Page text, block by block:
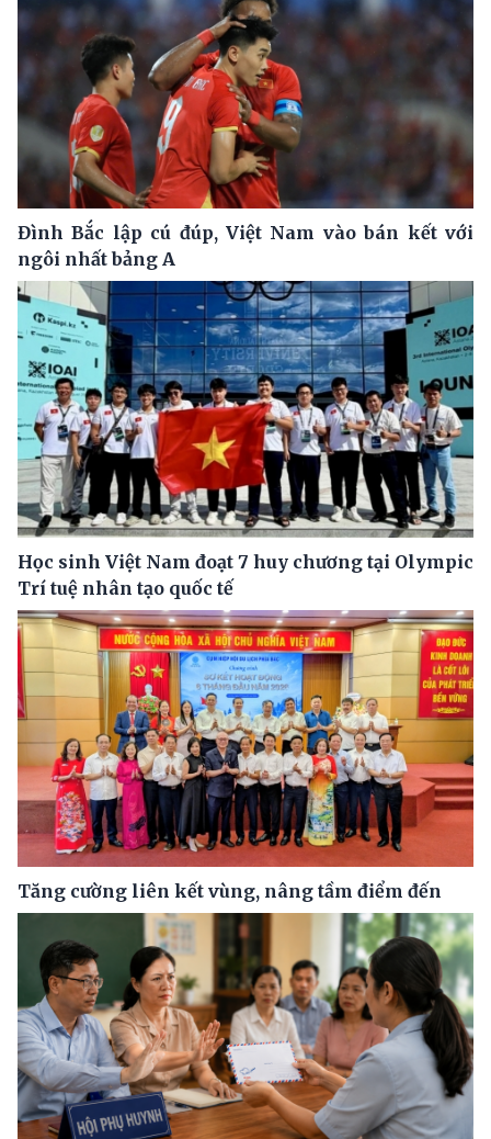
Đình Bắc lập cú đúp, Việt Nam vào bán kết với
ngôi nhất bảng A
Học sinh Việt Nam đoạt 7 huy chương tại Olympic
Trí tuệ nhân tạo quốc tế
Tăng cường liên kết vùng, nâng tầm điểm đến